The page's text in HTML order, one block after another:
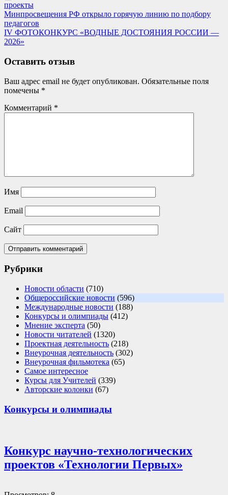
проекты
Навигация
по
записям
Previous
Post:
Минпросвещения РФ открыло горячую линию по подбору
педагогов
Next
Post:
IV ФОТОКОНКУРС «ВОДНЫЕ ДОСТОЯНИЯ РОССИИ —
2026»
Оставить отзыв
Ваш адрес email не будет опубликован. Обязательные поля
помечены *
Комментарий *
Имя
Email
Сайт
Рубрики
Новости области (710)
Общероссийские новости (596)
Международные новости (188)
Конкурсы и олимпиады (412)
Мнение эксперта (50)
Новости читателей (1320)
Проектная деятельность (218)
Внеурочная деятельность (302)
Внеурочная фильмотека (65)
Самое интересное
Курсы для Учителей (339)
Авторские колонки (67)
Конкурсы и олимпиады
Конкурс научно-технологических
проектов «Технологии Первых»